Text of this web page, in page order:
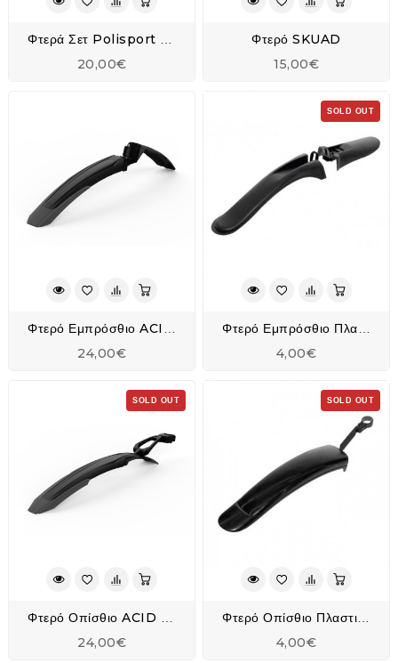
20,00€
Φτερό SKUAD
15,00€
24,00€
SOLD OUT
4,00€
SOLD OUT
24,00€
SOLD OUT
4,00€